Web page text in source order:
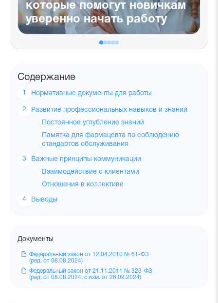
которые помогут новичкам
уверенно начать работу
Содержание
Нормативные документы для работы
Развитие профессиональных навыков и знаний
Постоянное углубление знаний
Памятка для фармацевта по соблюдению
стандартов обслуживания
Важные принципы коммуникации
Взаимодействие с клиентами
Отношения в коллективе
Выводы
Документы
Федеральный закон от 12.04.2010 № 61-ФЗ
(ред. от 08.08.2024)
Федеральный закон от 21.11.2011 № 323-ФЗ
(ред. от 08.08.2024, с изм. от 26.09.2024)